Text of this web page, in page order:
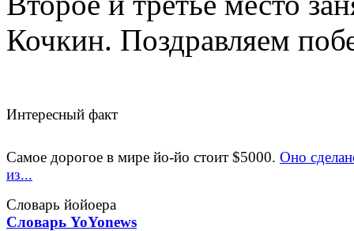
Кочкин. Поздравляем
Интересный факт
Самое дорогое в мире йо-йо стоит $5000. Оно
из...
Словарь йойоера
Словарь YoYonews